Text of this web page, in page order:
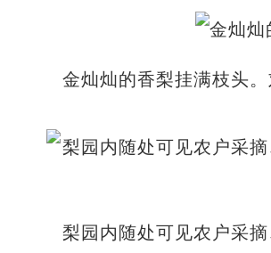
金灿灿的香梨挂满枝头
梨园内随处可见农户采